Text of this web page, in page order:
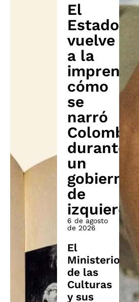
El
Estado
vuelve
a la
imprenta:
cómo
se
narró
Colombia
durante
un
gobierno
de
izquierda
6 de agosto
de 2026
El
Ministerio
de las
Culturas
y sus